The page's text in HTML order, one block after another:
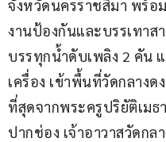
จังหวัดนครราชสีมา พร้อ
งานป้องกันและบรรเทา
บรรทุกน้ำดับเพลิง 2 คัน
เครื่อง เข้าพื้นที่วัดกลาง
ที่สุดจากพระครูปริยัติเมธ
ปากช่อง เจ้าอาวาสวัดกล